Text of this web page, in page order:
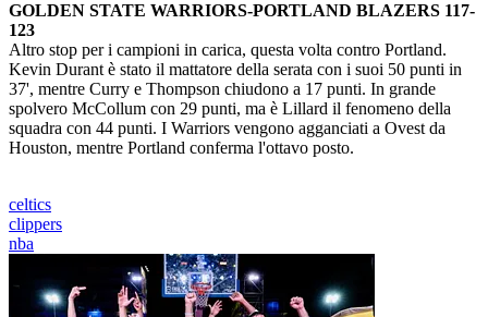
GOLDEN STATE WARRIORS-PORTLAND BLAZERS 117-
123
Altro stop per i campioni in carica, questa volta contro Portland.
Kevin Durant è stato il mattatore della serata con i suoi 50 punti in
37', mentre Curry e Thompson chiudono a 17 punti. In grande
spolvero McCollum con 29 punti, ma è Lillard il fenomeno della
squadra con 44 punti. I Warriors vengono agganciati a Ovest da
Houston, mentre Portland conferma l'ottavo posto.
celtics
clippers
nba